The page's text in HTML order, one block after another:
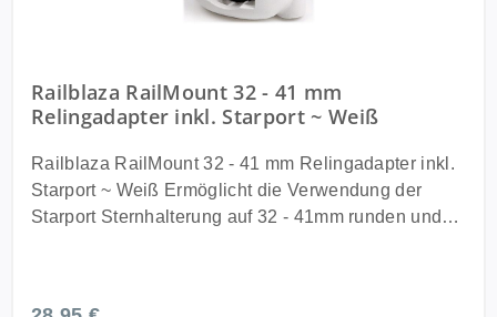
Railblaza RailMount 32 - 41 mm
Relingadapter inkl. Starport ~ Weiß
Railblaza RailMount 32 - 41 mm Relingadapter inkl.
Starport ~ Weiß Ermöglicht die Verwendung der
Starport Sternhalterung auf 32 - 41mm runden und
Regulärer Preis: